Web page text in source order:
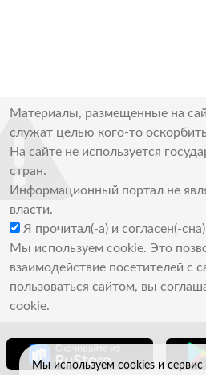
Материалы, размещенные на
служат целью кого-то
На сайте не используется
стран.
Информационный портал не
власти.
Я прочитал(-а) и согласен(-
Мы используем cookie. Это
взаимодействие посетителей с
пользоваться сайтом, вы
cookie.
Мы используем cookies и